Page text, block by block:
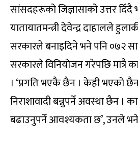
सांसदहरूको जिज्ञासाको उत्तर दिँदै
यातायातमन्त्री देवेन्द्र दाहालले
सरकारले बनाइदिने भने पनि ०७२
सरकारले विनियोजन गरेपछि मात्रै
। ‘प्रगति भएकै छैन । केही भएको
निराशावादी बन्नुपर्ने अवस्था छैन ।
बढाउनुपर्ने आवश्यकता छ’, उनले